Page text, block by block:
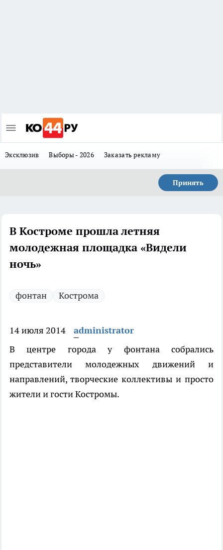
Эксклюзив Выборы - 2026 Заказать рекламу
Принять
В Костроме прошла летняя
молодежная площадка «Видели
ночь»
фонтан Кострома
14 июля 2014
administrator
В центре города у фонтана собрались
представители молодежных движений и
направлений, творческие коллективы и просто
жители и гости Костромы.